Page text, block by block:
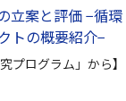
立案と評価 −循環
トの概要紹介−
プログラム」から】